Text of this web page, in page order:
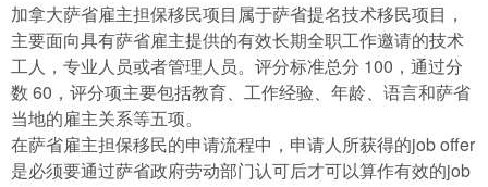
加拿大萨省雇主担保移民项目属于萨省提名技术移民项目，
主要面向具有萨省雇主提供的有效长期全职工作邀请的技术
工人，专业人员或者管理人员。评分标准总分 100，通过分
数 60，评分项主要包括教育、工作经验、年龄、语言和萨省
当地的雇主关系等五项。
在萨省雇主担保移民的申请流程中，申请人所获得的job offer
是必须要通过萨省政府劳动部门认可后才可以算作有效的job